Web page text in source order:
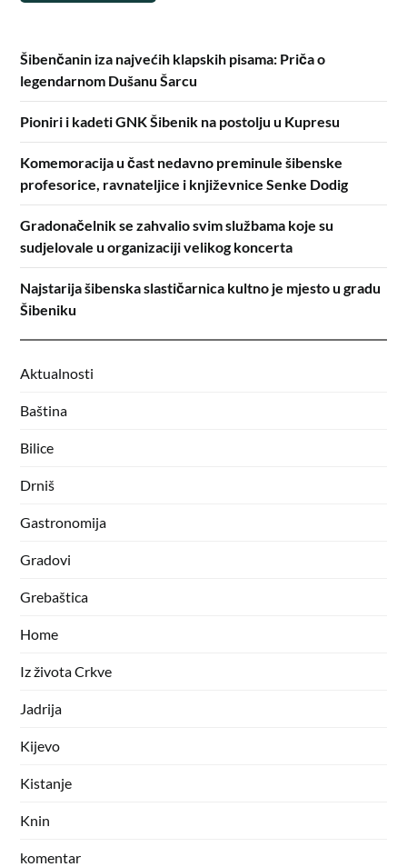
Šibenčanin iza najvećih klapskih pisama: Priča o
legendarnom Dušanu Šarcu
Pioniri i kadeti GNK Šibenik na postolju u Kupresu
Komemoracija u čast nedavno preminule šibenske
profesorice, ravnateljice i književnice Senke Dodig
Gradonačelnik se zahvalio svim službama koje su
sudjelovale u organizaciji velikog koncerta
Najstarija šibenska slastičarnica kultno je mjesto u gradu
Šibeniku
Aktualnosti
Baština
Bilice
Drniš
Gastronomija
Gradovi
Grebaštica
Home
Iz života Crkve
Jadrija
Kijevo
Kistanje
Knin
komentar